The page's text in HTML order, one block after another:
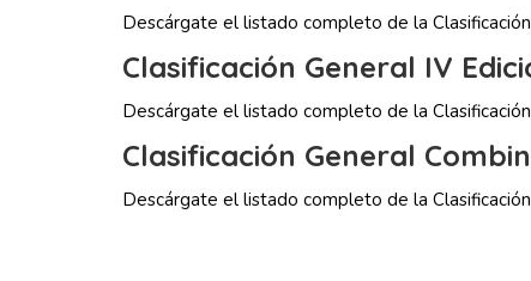
Descárgate el listado completo de la
Clasificación General IV
Descárgate el listado completo de la
Clasificación General
Descárgate el listado completo de la